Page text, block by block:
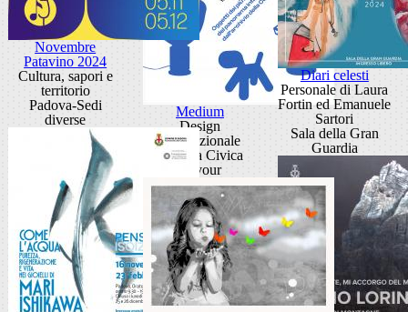
Medium
Design
internazionale
Galleria Civica
Cavour
Novembre
Patavino 2024
Cultura, sapori e
territorio
Padova-Sedi
diverse
Diari celesti
Personale di Laura
Fortin ed Emanuele
Sartori
Sala della Gran
Guardia